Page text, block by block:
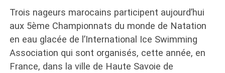
Trois nageurs marocains participent aujourd’hui
aux 5ème Championnats du monde de Natation
en eau glacée de l’International Ice Swimming
Association qui sont organisés, cette année, en
France, dans la ville de Haute Savoie de